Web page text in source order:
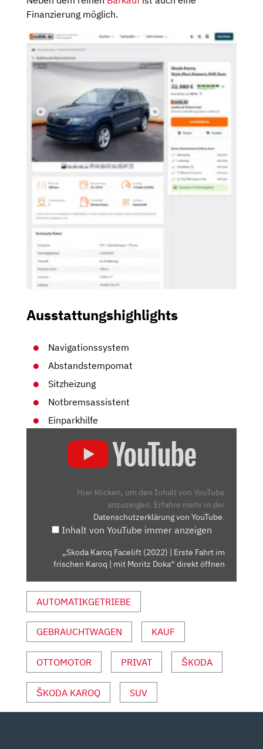
Finanzierung möglich.
Ausstattungshighlights
Navigationssystem
Abstandstempomat
Sitzheizung
Notbremsassistent
Einparkhilfe
FRISCHEN
KAROQ
MIT
MORITZ
VON
YOUTUBE
ANZEIGEN
Hier klicken, um den Inhalt von YouTube
anzuzeigen. Erfahre mehr in der
Datenschutzerklärung von YouTube.
Inhalt von YouTube immer anzeigen
„Skoda Karoq Facelift (2022) | Erste Fahrt im
frischen Karoq | mit Moritz Doka“ direkt öffnen
AUTOMATIKGETRIEBE
GEBRAUCHTWAGEN KAUF
OTTOMOTOR PRIVAT ŠKODA
ŠKODA KAROQ SUV